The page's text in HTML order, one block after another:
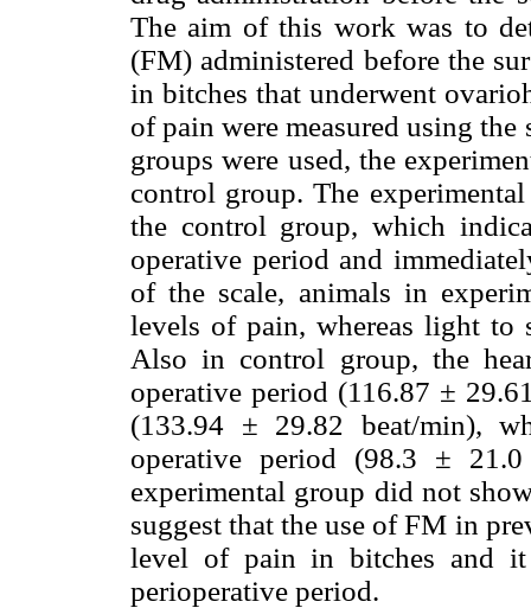
The aim of this work was to
(FM) administered before the
in bitches that underwent
of pain were measured using
groups were used, the
control group. The
the control group, which
operative period and
of the scale, animals in
levels of pain, whereas light to
Also in control group, the
operative period (116.87 ±
(133.94 ± 29.82 beat/min),
operative period (98.3 ±
experimental group did not
suggest that the use of FM in
level of pain in bitches and it
perioperative period.